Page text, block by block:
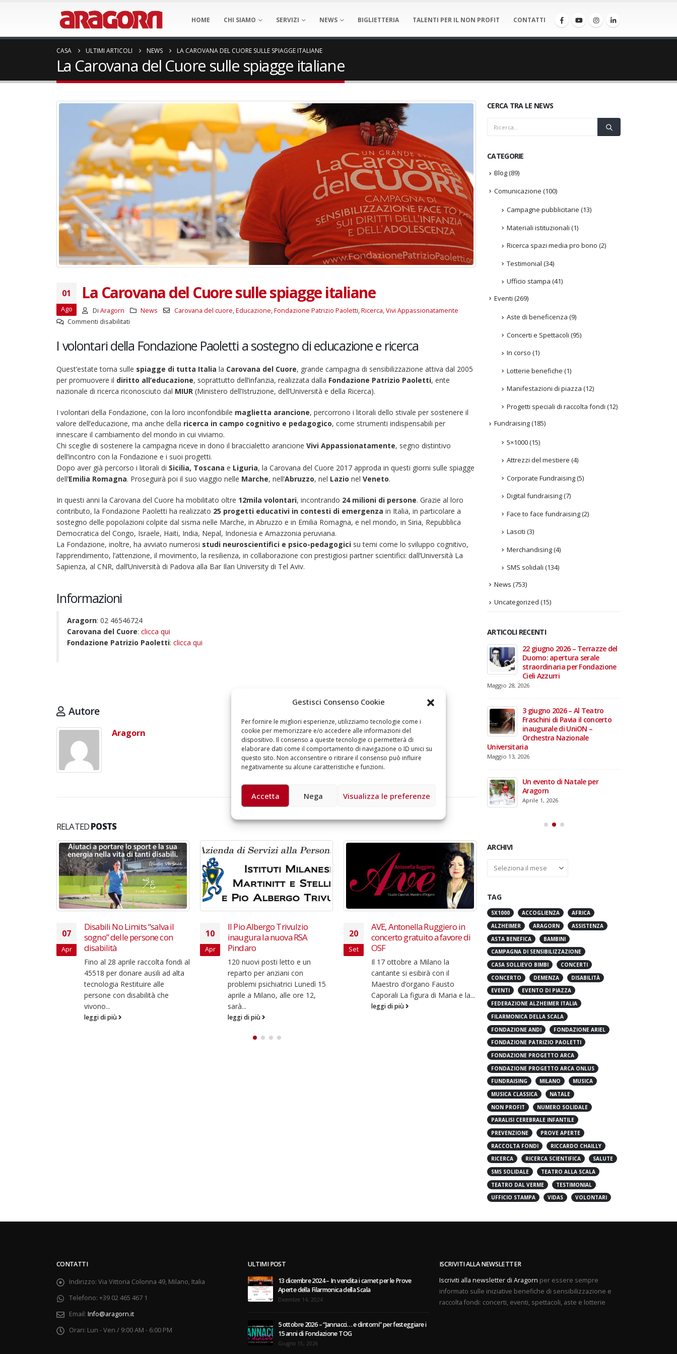
Gestisci Consenso Cookie
Per fornire le migliori esperienze, utilizziamo tecnologie come i
cookie per memorizzare e/o accedere alle informazioni del
dispositivo. Il consenso a queste tecnologie ci permetterà di
elaborare dati come il comportamento di navigazione o ID unici su
questo sito. Non acconsentire o ritirare il consenso può influire
negativamente su alcune caratteristiche e funzioni.
Accetta Nega Visualizza le preferenze
HOME CHI SIAMO SERVIZI NEWS BIGLIETTERIA TALENTI PER IL NON PROFIT CONTATTI
CASA ULTIMI ARTICOLI NEWS LA CAROVANA DEL CUORE SULLE SPIAGGE ITALIANE
La Carovana del Cuore sulle spiagge italiane
01
Ago
La Carovana del Cuore sulle spiagge italiane
Di Aragorn News Carovana del cuore,Educazione,Fondazione Patrizio Paoletti,Ricerca,Vivi Appassionatamente
Commenti disabilitatisu
Carovana
Cuore
sulle
spiagge
I volontari della Fondazione Paoletti a sostegno di educazione e ricerca
Quest’estate torna sulle spiagge di tutta Italia la Carovana del Cuore, grande campagna di sensibilizzazione attiva dal 2005
per promuovere il diritto all’educazione, soprattutto dell’infanzia, realizzata dalla Fondazione Patrizio Paoletti, ente
nazionale di ricerca riconosciuto dal MIUR (Ministero dell’Istruzione, dell’Università e della Ricerca).
I volontari della Fondazione, con la loro inconfondibile maglietta arancione, percorrono i litorali dello stivale per sostenere il
valore dell’educazione, ma anche della ricerca in campo cognitivo e pedagogico, come strumenti indispensabili per
innescare il cambiamento del mondo in cui viviamo.
Chi sceglie di sostenere la campagna riceve in dono il braccialetto arancione Vivi Appassionatamente, segno distintivo
dell’incontro con la Fondazione e i suoi progetti.
Dopo aver già percorso i litorali di Sicilia, Toscana e Liguria, la Carovana del Cuore 2017 approda in questi giorni sulle spiagge
dell’Emilia Romagna. Proseguirà poi il suo viaggio nelle Marche, nell’Abruzzo, nel Lazio nel Veneto.
In questi anni la Carovana del Cuore ha mobilitato oltre 12mila volontari, incontrando 24 milioni di persone. Grazie al loro
contributo, la Fondazione Paoletti ha realizzato 25 progetti educativi in contesti di emergenza in Italia, in particolare a
sostegno delle popolazioni colpite dal sisma nelle Marche, in Abruzzo e in Emilia Romagna, e nel mondo, in Siria, Repubblica
Democratica del Congo, Israele, Haiti, India, Nepal, Indonesia e Amazzonia peruviana.
La Fondazione, inoltre, ha avviato numerosi studi neuroscientifici e psico-pedagogici su temi come lo sviluppo cognitivo,
l’apprendimento, l’attenzione, il movimento, la resilienza, in collaborazione con prestigiosi partner scientifici: dall’Università La
Sapienza, al CNR, dall’Università di Padova alla Bar Ilan University di Tel Aviv.
Informazioni
Aragorn: 02 46546724
Carovana del Cuore: clicca qui
Fondazione Patrizio Paoletti: clicca qui
Autore
Aragorn
RELATEDPOSTS
07
Apr
Disabili No Limits “salva il
sogno” delle persone con
disabilità
Fino al 28 aprile raccolta fondi al
45518 per donare ausili ad alta
tecnologia Restituire alle
persone con disabilità che
vivono...
leggi di più
10
Apr
Il Pio Albergo Trivulzio
inaugura la nuova RSA
Pindaro
120 nuovi posti letto e un
reparto per anziani con
problemi psichiatrici Lunedì 15
aprile a Milano, alle ore 12,
sarà...
leggi di più
20
Set
AVE, Antonella Ruggiero in
concerto gratuito a favore di
OSF
Il 17 ottobre a Milano la
cantante si esibirà con il
Maestro d’organo Fausto
Caporali La figura di Maria e la...
leggi di più
23
Nov
Irene Grandi e Stefano Bollani
in concerto per
Bambinisenzasbarre Onlus
Al Teatro della Luna, l’unica
tappa milanese del tour
nazionale Il prossimo 18
dicembre alle ore 21 Irene
Grandi e Stefano...
leggi di più
CERCA TRA LE NEWS
CATEGORIE
Blog(89)
Comunicazione (100)
Campagne pubblicitarie (13)
Materiali istituzionali (1)
Ricerca spazi media pro bono (2)
Testimonial (34)
Ufficio stampa (41)
Eventi (269)
Aste di beneficenza (9)
Concerti e Spettacoli (95)
In corso (1)
Lotterie benefiche (1)
Manifestazioni di piazza (12)
Progetti speciali di raccolta fondi (12)
Fundraising(185)
5×1000(15)
Attrezzi del mestiere (4)
Corporate Fundraising(5)
Digital fundraising(7)
Face to face fundraising(2)
Lasciti (3)
Merchandising(4)
SMS solidali (134)
News (753)
Uncategorized (15)
ARTICOLI RECENTI
22 giugno 2026 – Terrazze del
Orchestra Nazionale
Universitaria
Maggio 13, 2026
Marzo 17, 2026
5 ottobre 2026 – “Jannacci… e
anni di Fondazione TOG
Giugno 15, 2026
18 e 19 dicembre 2026 –
Doppio gospel benefico per
22 giugno 2026 – Terrazze del
Duomo: apertura serale
straordinaria per Fondazione
Cieli Azzurri
Maggio 28, 2026
3 giugno 2026 – Al Teatro
Fraschini di Pavia il concerto
inaugurale di UniON –
Orchestra Nazionale
Universitaria
Maggio 13, 2026
Un evento di Natale per
Aragorn
Aprile 1, 2026
ARCHIVI
Archivi
TAG
5X1000 ACCOGLIENZA
AFRICA
ALZHEIMER
ARAGORN
ASSISTENZA
ASTA BENEFICA
BAMBINI
CAMPAGNA DI SENSIBILIZZAZIONE
CASA SOLLIEVO BIMBI
CONCERTI
CONCERTO
DEMENZA
DISABILITÀ
EVENTI
EVENTO DI PIAZZA
FEDERAZIONE ALZHEIMER ITALIA
FILARMONICA DELLA SCALA
FONDAZIONE ANDI
FONDAZIONE ARIEL
FONDAZIONE PATRIZIO PAOLETTI
FONDAZIONE PROGETTO ARCA
FONDAZIONE PROGETTO ARCA ONLUS
FUNDRAISING
MILANO
MUSICA
MUSICA CLASSICA
NATALE
NON PROFIT
NUMERO SOLIDALE
PARALISI CEREBRALE INFANTILE
PREVENZIONE
PROVE APERTE
RACCOLTA FONDI
RICCARDO CHAILLY
RICERCA
RICERCA SCIENTIFICA
SALUTE
SMS SOLIDALE
TEATRO ALLA SCALA
TEATRO DAL VERME
TESTIMONIAL
UFFICIO STAMPA
VIDAS VOLONTARI
CONTATTI
Indirizzo: Via Vittoria Colonna 49, Milano, Italia
Telefono: +39 02 465 467 1
Email: Info@aragorn.it
Orari: Lun - Ven / 9:00 AM - 6:00 PM
ULTIMI POST
13 dicembre 2024 – In vendita i carnet per le Prove
Aperte della Filarmonica della Scala
Dicembre 14, 2024
5 ottobre 2026 – “Jannacci… e dintorni” per festeggiare i
15 anni di Fondazione TOG
Giugno 15, 2026
ISCRIVITI ALLA NEWSLETTER
Iscriviti alla newsletter di Aragorn per essere sempre
informato sulle iniziative benefiche di sensibilizzazione e
raccolta fondi: concerti, eventi, spettacoli, aste e lotterie